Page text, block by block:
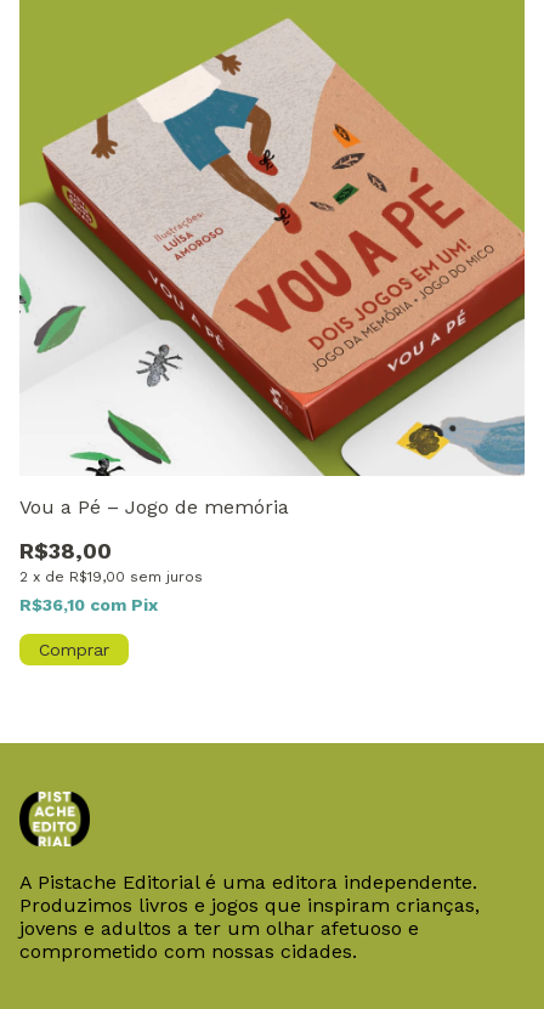
Vou a Pé – Jogo de memória
R$38,00
2 x de R$19,00 sem juros
R$36,10 com Pix
A Pistache Editorial é uma editora independente.
Produzimos livros e jogos que inspiram crianças,
jovens e adultos a ter um olhar afetuoso e
comprometido com nossas cidades.